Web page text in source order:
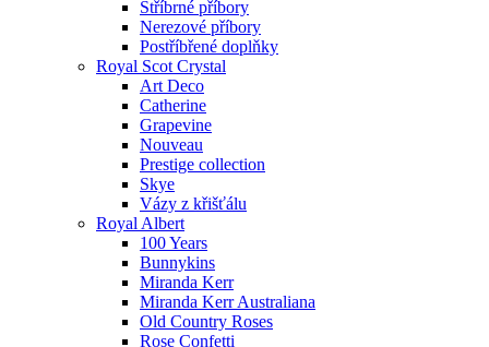
Stříbrné příbory
Nerezové příbory
Postříbřené doplňky
Royal Scot Crystal
Art Deco
Catherine
Grapevine
Nouveau
Prestige collection
Skye
Vázy z křišťálu
Royal Albert
100 Years
Bunnykins
Miranda Kerr
Miranda Kerr Australiana
Old Country Roses
Rose Confetti